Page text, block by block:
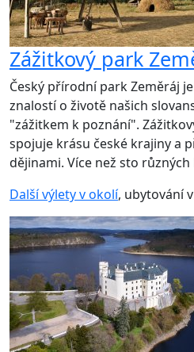
Zážitkový park
Český přírodní park Zeměráj
znalostí o životě našich
"zážitkem k poznání".
spojuje krásu české krajiny a
dějinami. Více než sto různých
Další výlety v okolí, ubytování